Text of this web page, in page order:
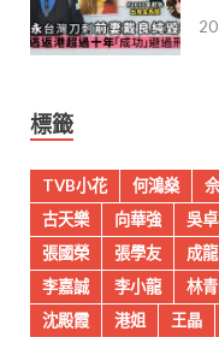
標籤
TVB小花 何鴻燊
古天樂
向華強 吳
張國榮
張學友 成龍
李嘉誠
李小龍 林
沈殿霞
港姐 王晶